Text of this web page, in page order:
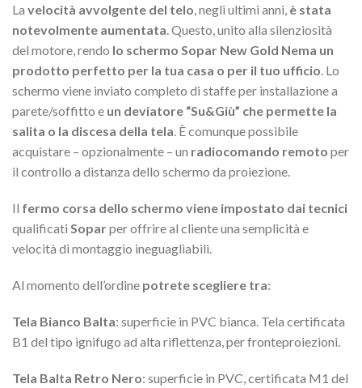
La velocità avvolgente del telo, negli ultimi anni, è stata
notevolmente aumentata. Questo, unito alla silenziosità
del motore, rendo lo schermo Sopar New Gold Nema un
prodotto perfetto per la tua casa o per il tuo ufficio. Lo
schermo viene inviato completo di staffe per installazione a
parete/soffitto e un deviatore “Su&Giù” che permette la
salita o la discesa della tela. È comunque possibile
acquistare – opzionalmente – un radiocomando remoto per
il controllo a distanza dello schermo da proiezione.
Il fermo corsa dello schermo viene impostato dai tecnici
qualificati Soparper offrire al cliente una semplicità e
velocità di montaggio ineguagliabili.
Al momento dell’ordine potrete scegliere tra:
Tela Bianco Balta: superficie in PVC bianca. Tela certificata
B1 del tipo ignifugo ad alta riflettenza, per fronteproiezioni.
Tela Balta Retro Nero: superficie in PVC, certificata M1 del